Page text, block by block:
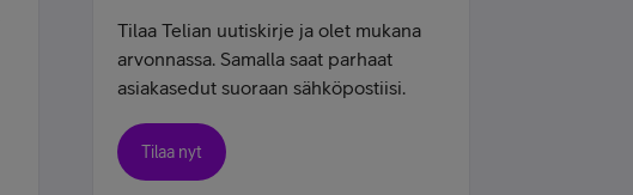
Tilaa Telian uutiskirje ja olet mukana
arvonnassa. Samalla saat parhaat
asiakasedut suoraan sähköpostiisi.
Tilaa nyt